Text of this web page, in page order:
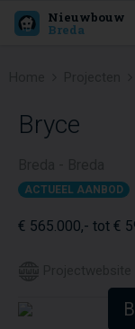
Nieuwbouw
Breda
Bryce
ACTUEEL AANBOD
€ 565.000,- tot €